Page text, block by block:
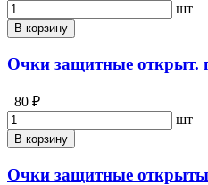
шт
В корзину
Очки защитные открыт.
80 ₽
шт
В корзину
Очки защитные